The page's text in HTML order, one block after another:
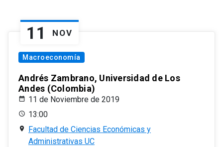
11 NOV
Macroeconomía
Andrés Zambrano, Universidad de Los
Andes (Colombia)
11 de Noviembre de 2019
13:00
Facultad de Ciencias Económicas y
Administrativas UC